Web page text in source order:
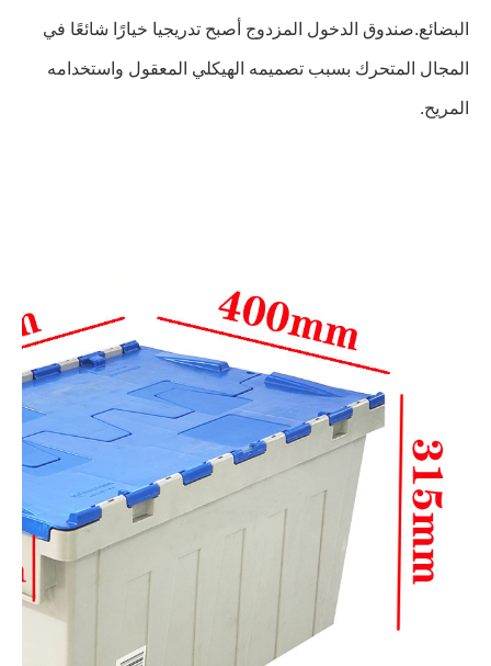
البضائع.صندوق الدخول المزدوج أصبح تدريجيا خيارًا شائعًا في
المجال المتحرك بسبب تصميمه الهيكلي المعقول واستخدامه
المريح.